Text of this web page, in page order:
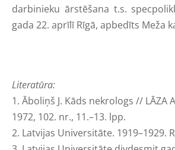
darbinieku ārstēšana t.s.
gada 22. aprīlī Rīgā, apbedīts Meža
Literatūra:
1. Āboliņš J. Kāds nekrologs // LĀZA
1972, 102. nr., 11.–13. lpp.
2. Latvijas Universitāte. 1919–1929.